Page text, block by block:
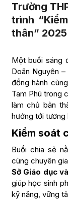
Trường
trình
thân” 2025
Một buổi sáng
Doãn Nguyên
đồng hành
Tam Phú trong
làm chủ bản
hướng tới tương
Kiểm soát
Buổi chia sẻ
cùng chuyên
Sở Giáo dục
giúp học sinh
kỹ năng, vững